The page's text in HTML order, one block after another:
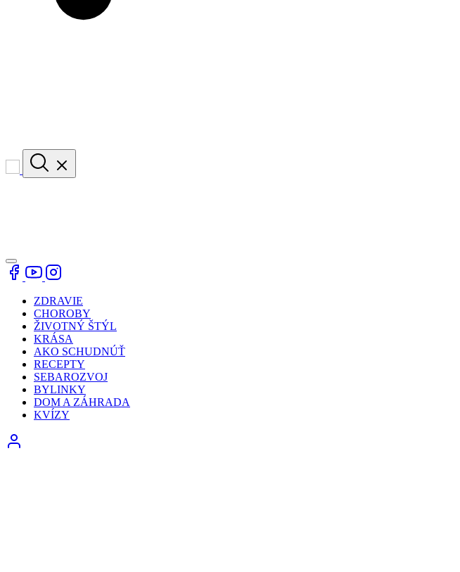
ZDRAVIE
CHOROBY
ŽIVOTNÝ ŠTÝL
KRÁSA
AKO SCHUDNÚŤ
RECEPTY
SEBAROZVOJ
BYLINKY
DOM A ZÁHRADA
KVÍZY